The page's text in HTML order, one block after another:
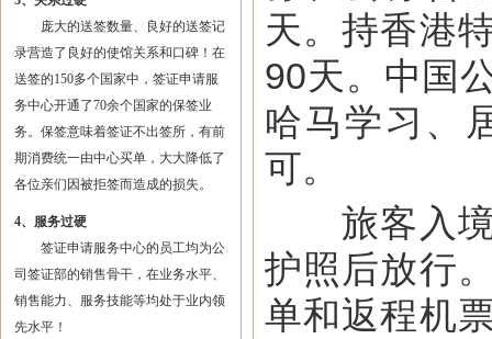
庞大的送签数量、良好的送签记
录营造了良好的使馆关系和口碑！在
送签的150多个国家中，签证申请服
务中心开通了70余个国家的保签业
务。保签意味着签证不出签所，有前
期消费统一由中心买单，大大降低了
各位亲们因被拒签而造成的损失。
4、服务过硬
签证申请服务中心的员工均为公
司签证部的销售骨干，在业务水平、
销售能力、服务技能等均处于业内领
先水平！
天。持香港
90天。中国
哈马学习、
可。
旅客入境
护照后放行
单和返程机